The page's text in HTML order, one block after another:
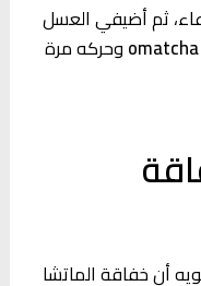
ثم أضيفي العسل
omatcha وحركه مرة
أن خفاقة الماتشا